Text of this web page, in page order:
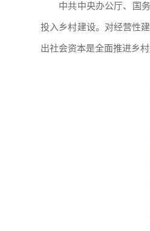
中共中央办公厅、国
投入乡村建设。对经营性
出社会资本是全面推进乡